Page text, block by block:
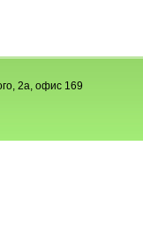
2а, офис 169